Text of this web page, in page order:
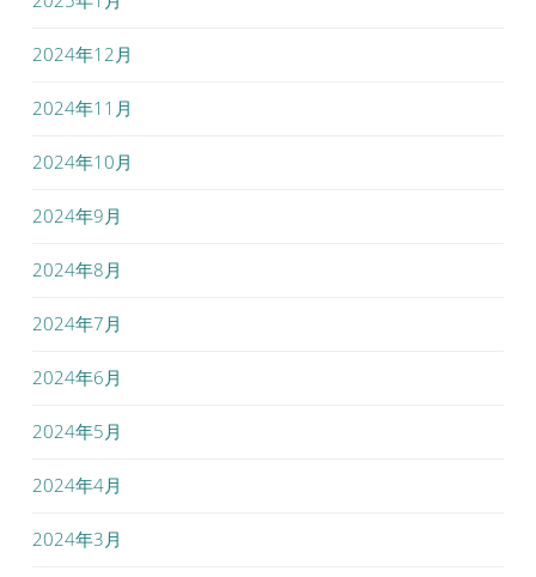
2024年12月
2024年11月
2024年10月
2024年9月
2024年8月
2024年7月
2024年6月
2024年5月
2024年4月
2024年3月